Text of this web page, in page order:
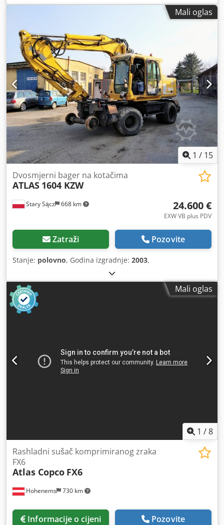
kg, maksimalna nosivost:1.184 kg, broj sjedišta:1, prva
, ovjes:
ukupna dužina:7.700 mm, kabina vozača:
građevinska visina:4.000 mm, Oprema:
parkiranje, klima-uređaj, kvačilo prikolice,
Mali oglas
1 / 15
Stary Sącz 668 km
Dvosmjerni bager na kotačima
ATLAS 1604 KZW
24.600 €
EXW VB plus PDV
Zatraži Pozovite
Stanje: polovno, Godina izgradnje: 2003,
Mali oglas
1 /8
Hohenems 730 km
Rashladni sušač komprimiranog zraka
FX6
Atlas Copco FX6
Informacije o cijeni Pozovite